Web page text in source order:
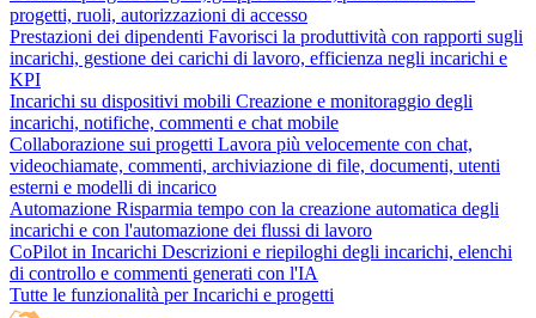
progetti, ruoli, autorizzazioni di accesso
Prestazioni dei dipendenti Favorisci la produttività con rapporti sugli
incarichi, gestione dei carichi di lavoro, efficienza negli incarichi e
KPI
Incarichi su dispositivi mobili Creazione e monitoraggio degli
incarichi, notifiche, commenti e chat mobile
Collaborazione sui progetti Lavora più velocemente con chat,
videochiamate, commenti, archiviazione di file, documenti, utenti
esterni e modelli di incarico
Automazione Risparmia tempo con la creazione automatica degli
incarichi e con l'automazione dei flussi di lavoro
CoPilot in Incarichi Descrizioni e riepiloghi degli incarichi, elenchi
di controllo e commenti generati con l'IA
Tutte le funzionalità per Incarichi e progetti